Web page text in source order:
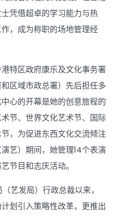
凭借超卓的学习能力与热
，成为称职的场地管理经
特区政府康乐及文化事务署
区域市政总署）先后担任多
心的开幕是她的创意旅程的
节、世界文化艺术节、国际
，为促进东西文化交流倾注
艺）期间，她管理14个表演
节目和志庆活动。
艺发局）行政总裁以来，
划引入策略性改革，更推出